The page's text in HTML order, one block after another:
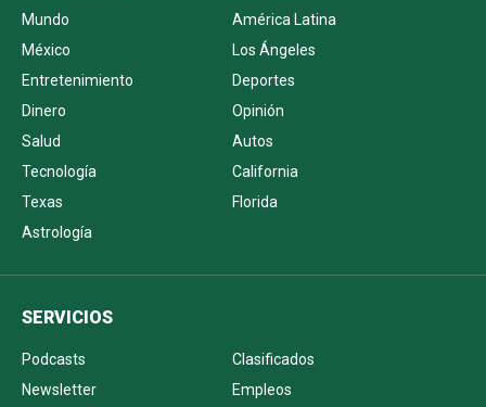
Mundo
América Latina
México
Los Ángeles
Entretenimiento
Deportes
Dinero
Opinión
Salud
Autos
Tecnología
California
Texas
Florida
Astrología
SERVICIOS
Podcasts
Clasificados
Newsletter
Empleos